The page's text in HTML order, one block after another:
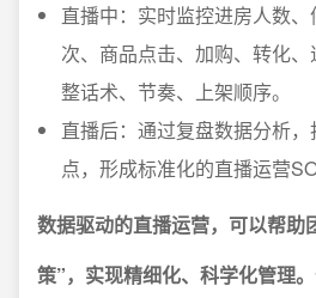
直播中：实时监控进房人数
次、商品点击、加购、转化
整话术、节奏、上架顺序。
直播后：通过复盘数据分析
点，形成标准化的直播运营
数据驱动的直播运营，可以帮助
策”，实现精细化、科学化管理。